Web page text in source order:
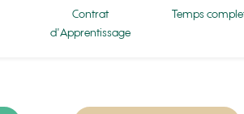
Contrat
d'Apprentissage
Temps